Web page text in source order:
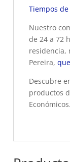
Tiempos
Nuestro
de 24 a 72
residencia,
Pereira,
Descubre
productos
Económicos.